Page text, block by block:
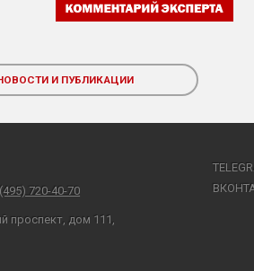
И ПУБЛИКАЦИИ
720-40-70
проспект, дом 111,